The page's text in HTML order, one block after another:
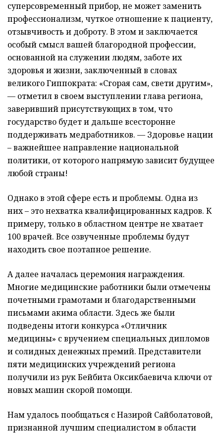
суперсовременный прибор, не может заменить
профессионализм, чуткое отношение к пациенту,
отзывчивость и доброту. В этом и заключается
особый смысл вашей благородной профессии,
основанной на служении людям, заботе их
здоровья и жизни, заключенный в словах
великого Гиппократа: «Сгорая сам, свети другим»,
— отметил в своем выступлении глава региона,
заверивший присутствующих в том, что
государство будет и дальше всесторонне
поддерживать медработников. — Здоровье нации
– важнейшее направление национальной
политики, от которого напрямую зависит будущее
любой страны!
Однако в этой сфере есть и проблемы. Одна из
них – это нехватка квалифицированных кадров. К
примеру, только в областном центре не хватает
100 врачей. Все озвученные проблемы будут
находить свое поэтапное решение.
А далее началась церемония награждения.
Многие медицинские работники были отмечены
почетными грамотами и благодарственными
письмами акима области. Здесь же были
подведены итоги конкурса «Отличник
медицины» с вручением специальных дипломов
и солидных денежных премий. Представители
пяти медицинских учреждений региона
получили из рук Бейбита Оксикбаевича ключи от
новых машин скорой помощи.
Нам удалось пообщаться с Назирой Сайболатовой,
признанной лучшим специалистом в области